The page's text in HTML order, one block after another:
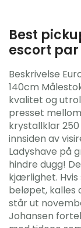
Best
escort par
Beskrivelse
140cm
kvalitet og
presset
krystallklar
innsiden av
Ladyshave på
hindre dugg!
kjærlighet.
beløpet, kalles
står ut
Johansen